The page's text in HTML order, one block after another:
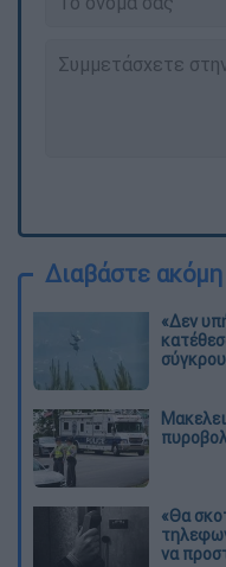
Διαβάστε ακόμη
«Δεν
«Θα
να